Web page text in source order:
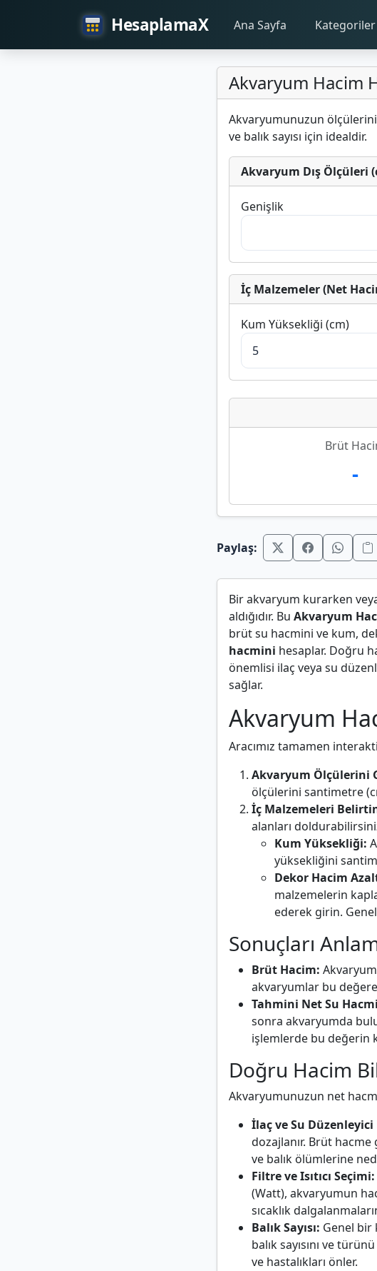
HesaplamaX Ana Sayfa Kategoriler
Akvaryum Hacim
Akvaryumunuzun
ve balık sayısı için idealdir.
Akvaryum Dış Ölçüleri
Genişlik
İç Malzemeler (Net
Kum Yüksekliği (cm)
Brüt
-
Paylaş:
Bir akvaryum kurarken
aldığıdır. Bu Akvaryum
brüt su hacmini ve kum,
hacmini hesaplar. Doğru
önemlisi ilaç veya su
sağlar.
Akvaryum
Aracımız tamamen
Akvaryum Ölçülerini
ölçülerini santimetre
İç Malzemeleri
alanları
Kum Yüksekliği:
yüksekliğini
Dekor Hacim
malzemelerin
ederek girin.
Sonuçları
Brüt Hacim:
akvaryumlar bu
Tahmini Net Su
sonra akvaryumda
işlemlerde bu değerin
Doğru Hacim
Akvaryumunuzun net
İlaç ve Su Düzenleyici
dozajlanır. Brüt
ve balık ölümlerine
Filtre ve Isıtıcı Seçimi:
(Watt), akvaryumun
sıcaklık
Balık Sayısı: Genel bir
balık sayısını ve
ve hastalıkları önler.